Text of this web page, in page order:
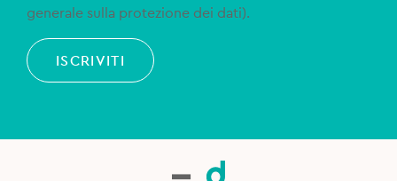
generale sulla protezione dei dati).
ISCRIVITI